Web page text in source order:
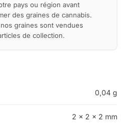
pays ou région avant
des graines de cannabis.
graines sont vendues
de collection.
0,04 g
2 × 2 × 2 mm